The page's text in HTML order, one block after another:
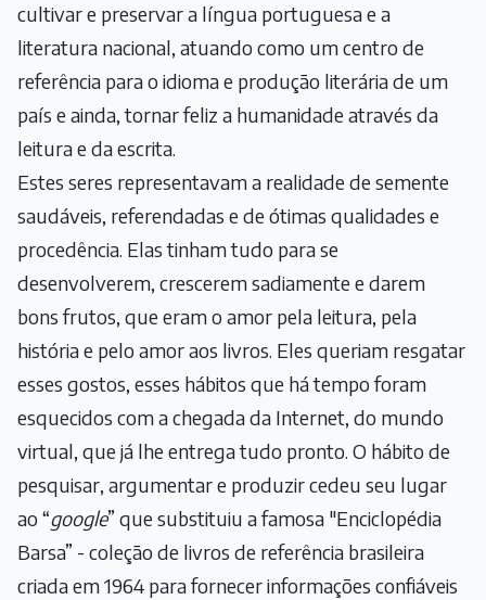
cultivar e preservar a língua portuguesa e a
literatura nacional, atuando como um centro de
referência para o idioma e produção literária de um
país e ainda, tornar feliz a humanidade através da
leitura e da escrita.
Estes seres representavam a realidade de semente
saudáveis, referendadas e de ótimas qualidades e
procedência. Elas tinham tudo para se
desenvolverem, crescerem sadiamente e darem
bons frutos, que eram o amor pela leitura, pela
história e pelo amor aos livros. Eles queriam resgatar
esses gostos, esses hábitos que há tempo foram
esquecidos com a chegada da Internet, do mundo
virtual, que já lhe entrega tudo pronto. O hábito de
pesquisar, argumentar e produzir cedeu seu lugar
ao “google” que substituiu a famosa "Enciclopédia
Barsa” - coleção de livros de referência brasileira
criada em 1964 para fornecer informações confiáveis